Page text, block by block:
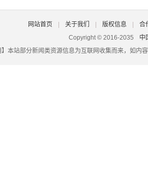
码是什么,北京社保的初始账号密码是
一个月,自由职业者一年交社保多少钱
江市社会养老保险查询
网站首页 关于我们 版权信息
合
Copyright © 2016-2035
中
】本站部分新闻类资源信息为互联网收集而来，如